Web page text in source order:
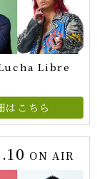
Libre
はこちら
ON AIR